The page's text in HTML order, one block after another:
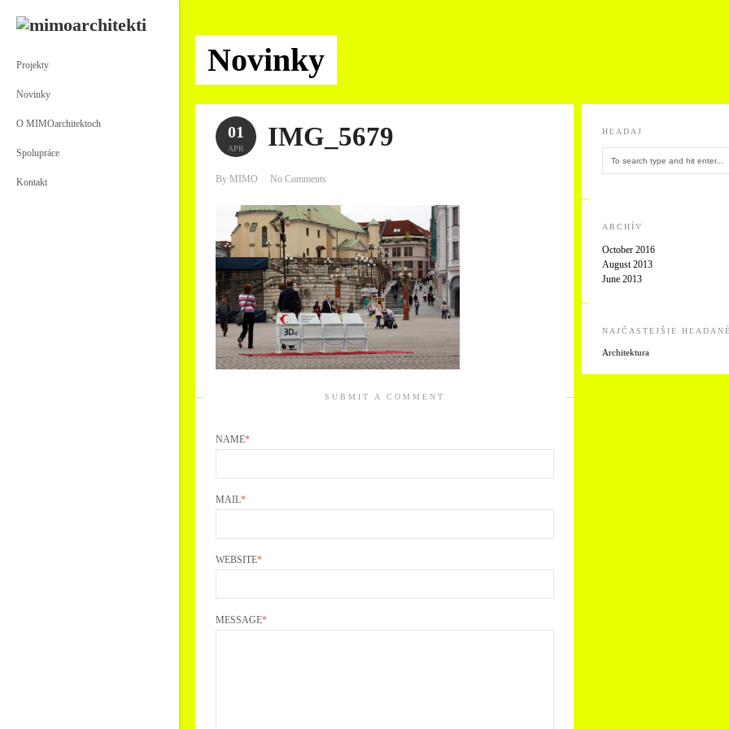
Projekty
Novinky
O MIMOarchitektoch
Spolupráce
Kontakt
Novinky
01
APR IMG_5679
By MIMO No Comments
SUBMIT A COMMENT
NAME*
MAIL*
WEBSITE*
MESSAGE*
HĽADAJ
ARCHÍV
October 2016
August 2013
June 2013
NAJČASTEJŠIE
Architektura